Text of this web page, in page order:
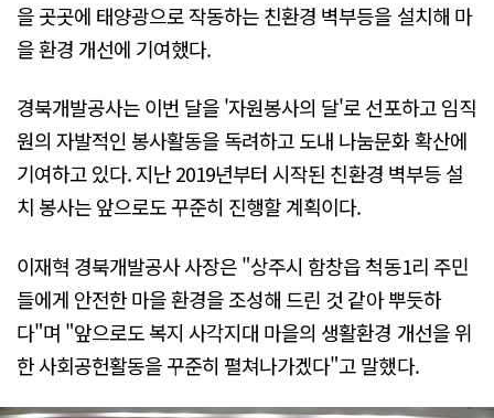
을 곳곳에 태양광으로 작동하는 친환경 벽부등을 설치해 마
을 환경 개선에 기여했다.
경북개발공사는 이번 달을 '자원봉사의 달'로 선포하고 임직
원의 자발적인 봉사활동을 독려하고 도내 나눔문화 확산에
기여하고 있다. 지난 2019년부터 시작된 친환경 벽부등 설
치 봉사는 앞으로도 꾸준히 진행할 계획이다.
이재혁 경북개발공사 사장은 "상주시 함창읍 척동1리 주민
들에게 안전한 마을 환경을 조성해 드린 것 같아 뿌듯하
다"며 "앞으로도 복지 사각지대 마을의 생활환경 개선을 위
한 사회공헌활동을 꾸준히 펼쳐나가겠다"고 말했다.